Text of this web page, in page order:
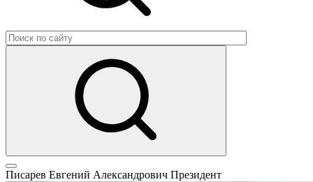
Писарев Евгений Александрович Президент